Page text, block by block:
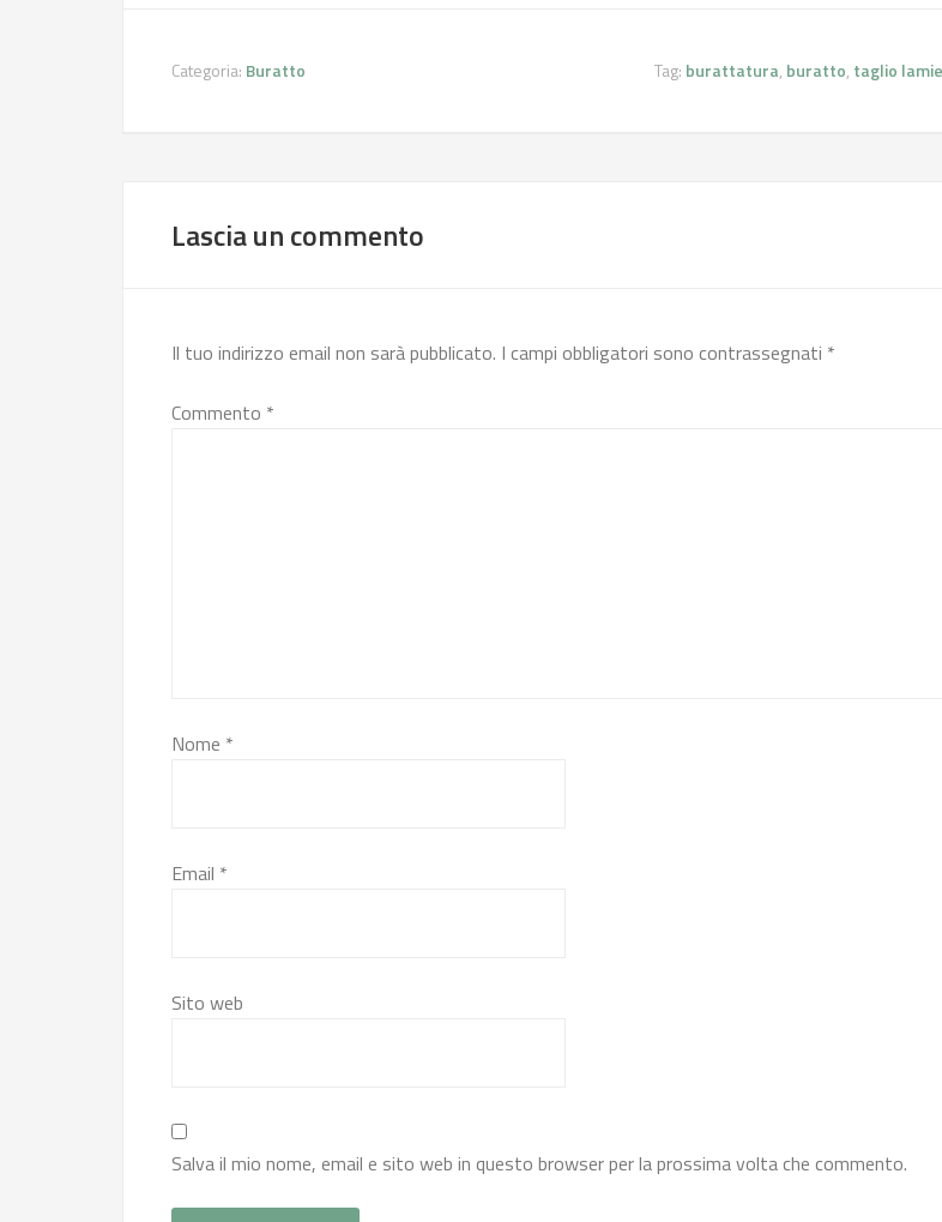
Categoria: Buratto Tag: burattatura, buratto, taglio
Lascia un commento
Il tuo indirizzo email non sarà pubblicato. I campi obbligatori sono contrassegnati *
Commento *
Nome *
Email *
Sito web
Salva il mio nome, email e sito web in questo browser per la prossima volta che commento.